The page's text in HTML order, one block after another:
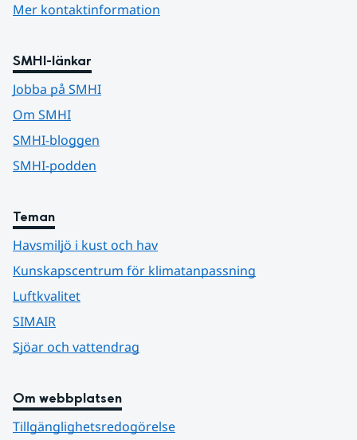
Mer kontaktinformation
SMHI-länkar
Jobba på SMHI
Om SMHI
SMHI-bloggen
SMHI-podden
Teman
Havsmiljö i kust och hav
Kunskapscentrum för klimatanpassning
Luftkvalitet
SIMAIR
Sjöar och vattendrag
Om webbplatsen
Tillgänglighetsredogörelse